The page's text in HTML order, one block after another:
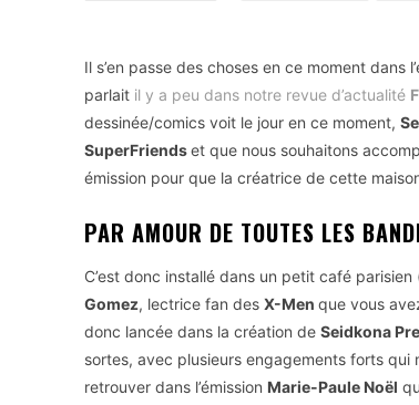
Il s’en passe des choses en ce moment
parlait il y a peu dans notre revue d’actualité
dessinée/comics voit le jour en ce moment,
SuperFriendset que nous souhaitons
émission pour que la créatrice de cette
PAR AMOUR DE TOUTES LES
C’est donc installé dans un petit café
Gomez, lectrice fan des X-Men que vous
donc lancée dans la création de Seidkona
sortes, avec plusieurs engagements forts
retrouver dans l’émission Marie-Paule Noël